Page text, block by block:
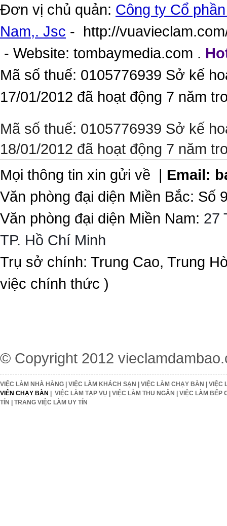
Đơn vị chủ quản: Công ty Cổ
Nam,. Jsc - http://
- Website: tombaymedia.com .
Mã số thuế: 0105776939 Sở kế
17/01/2012 đã hoạt động 7 năm
Mã số thuế: 0105776939 Sở kế
18/01/2012 đã hoạt động 7 năm
Mọi thông tin xin gửi về | Email:
Văn phòng đại diện Miền Bắc:
Văn phòng đại diện Miền Nam: 27
TP. Hồ Chí Minh
Trụ sở chính: Trung Cao, Trung
việc chính thức )
© Copyright 2012
VIỆC LÀM NHÀ HÀNG | VIỆC LÀM KHÁCH SẠN | VIỆC LÀM CHẠY BÀN | VIỆC
VIÊN CHẠY BÀN | VIỆC LÀM TẠP VỤ | VIỆC LÀM THU NGÂN | VIỆC LÀM BẾP
TÍN | TRANG VIỆC LÀM UY TÍN